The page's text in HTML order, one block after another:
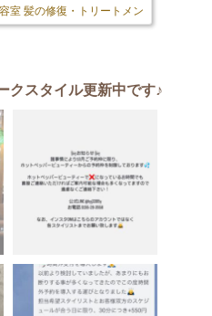
室 髪の修復・トリートメント専門店
クスタイル更新中です♪